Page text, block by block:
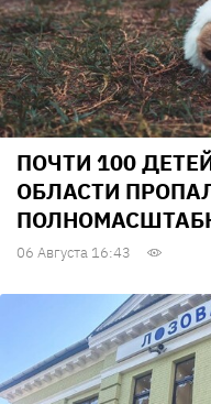
ПОЧТИ 100
ОБЛАСТИ
06 Августа 16:43